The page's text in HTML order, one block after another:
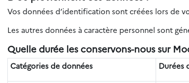
Vos données d’identification sont créées lors de
Les autres données à caractère personnel sont
Quelle durée les conservons-nous sur
Catégories de données Durées